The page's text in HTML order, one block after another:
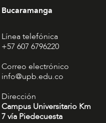
Bucaramanga
Línea telefónica
+57 607 6796220
Correo electrónico
info@upb.edu.co
Dirección
Campus Universitario Km
7 vía Piedecuesta